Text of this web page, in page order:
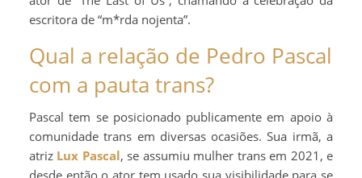
escritora de “m*rda nojenta”.
Qual a relação de Pedro Pascal
com a pauta trans?
Pascal tem se posicionado publicamente em apoio à
comunidade trans em diversas ocasiões. Sua irmã, a
atriz Lux Pascal, se assumiu mulher trans em 2021, e